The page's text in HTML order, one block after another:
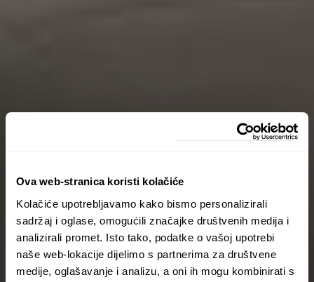
Ova web-stranica koristi kolačiće
Kolačiće upotrebljavamo kako bismo personalizirali
sadržaj i oglase, omogućili značajke društvenih medija i
analizirali promet. Isto tako, podatke o vašoj upotrebi
naše web-lokacije dijelimo s partnerima za društvene
medije, oglašavanje i analizu, a oni ih mogu kombinirati s